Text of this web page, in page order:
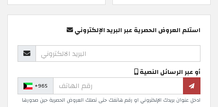
استلم العروض الحصرية عبر البريد الإلكتروني
أو عبر الرسائل النصية
+965
ادخل عنوان بريدك الإلكتروني او رقم هاتفك حتى تصلك العروض الحصرية حين صدورها